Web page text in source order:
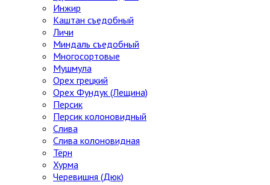
Инжир
Каштан съедобный
Личи
Миндаль съедобный
Многосортовые
Мушмула
Орех грецкий
Орех Фундук (Лещина)
Персик
Персик колоновидный
Слива
Слива колоновидная
Тёрн
Хурма
Черевишня (Дюк)